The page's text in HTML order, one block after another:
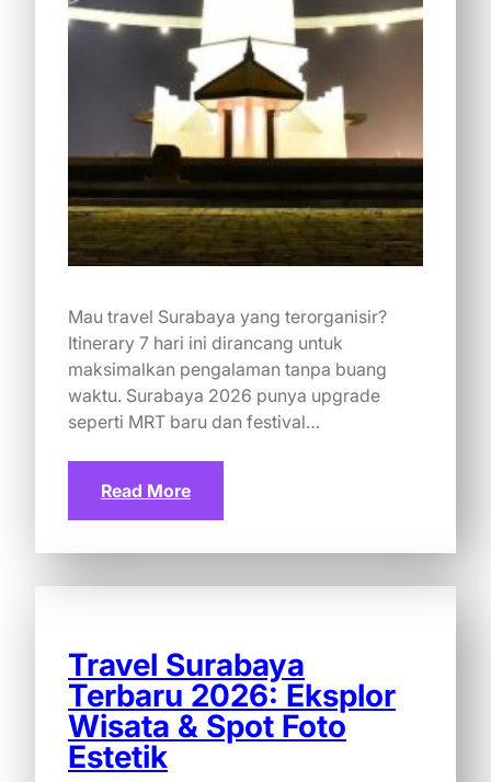
Mau travel Surabaya yang terorganisir?
Itinerary 7 hari ini dirancang untuk
maksimalkan pengalaman tanpa buang
waktu. Surabaya 2026 punya upgrade
seperti MRT baru dan festival…
Read More
Travel Surabaya
Terbaru 2026: Eksplor
Wisata & Spot Foto
Estetik